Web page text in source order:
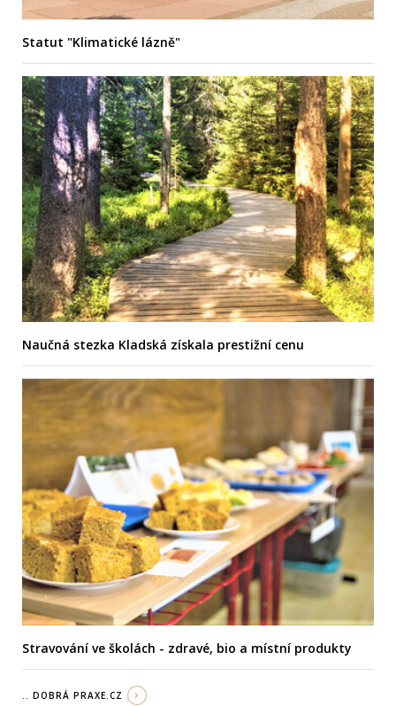
Statut "Klimatické lázně"
Naučná stezka Kladská získala prestižní cenu
Stravování ve školách - zdravé, bio a místní produkty
.. DOBRÁ PRAXE.CZ